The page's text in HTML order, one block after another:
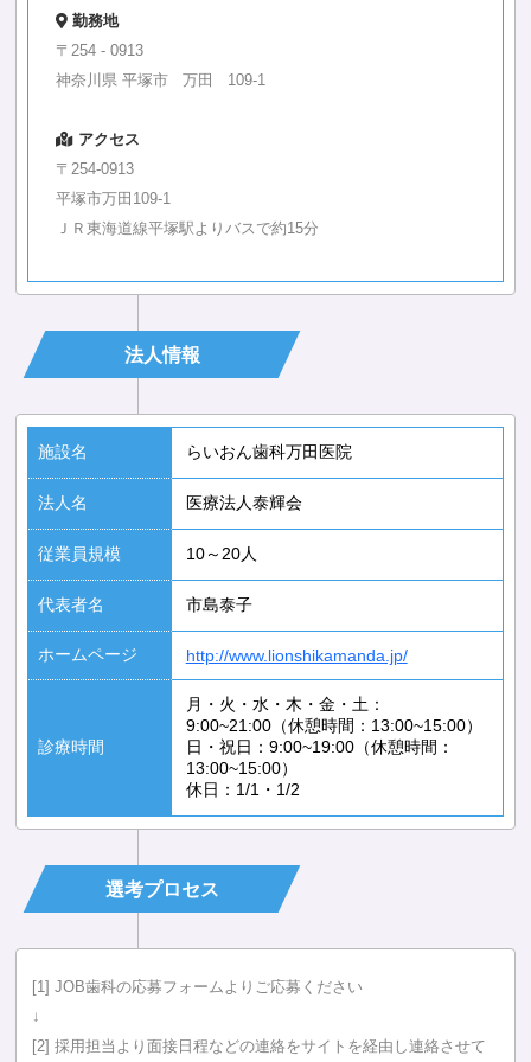
勤務地
〒254 - 0913
神奈川県 平塚市 万田 109-1
アクセス
〒254-0913
平塚市万田109-1
ＪＲ東海道線平塚駅よりバスで約15分
法人情報
施設名 らいおん歯科万田医院
法人名 医療法人泰輝会
従業員規模 10～20人
代表者名 市島泰子
ホームページ http://www.lionshikamanda.jp/
診療時間
月・火・水・木・金・土：
9:00~21:00（休憩時間：13:00~15:00）
日・祝日：9:00~19:00（休憩時間：
13:00~15:00）
休日：1/1・1/2
選考プロセス
[1] JOB歯科の応募フォームよりご応募ください
↓
[2] 採用担当より面接日程などの連絡をサイトを経由し連絡させて